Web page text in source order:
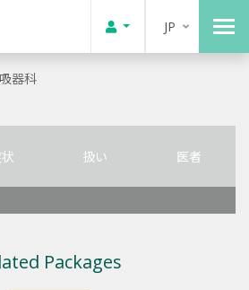
JP
器科
扱い 医者
Packages